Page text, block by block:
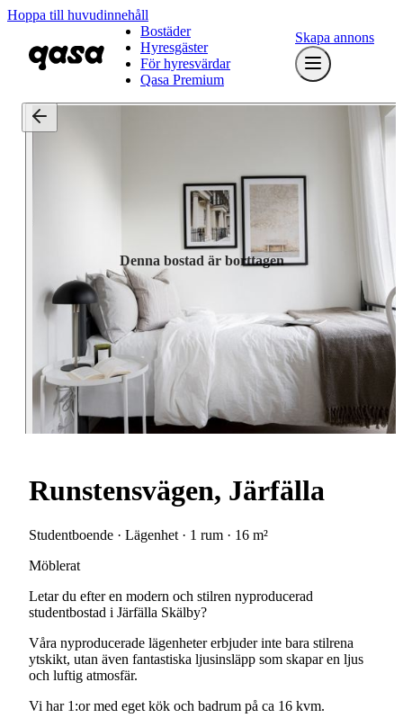
Hoppa till huvudinnehåll
Bostäder
Hyresgäster
För hyresvärdar
Qasa Premium
Skapa annons
Denna bostad är borttagen
Runstensvägen, Järfälla
Studentboende · Lägenhet · 1 rum · 16 m²
Möblerat
Letardu efteren modern och stilren nyproducerad
studentbostad i Järfälla Skälby?
Våra nyproducerade lägenhetererbjuderinte bara stilrena
ytskikt, utan även fantastiska ljusinsläpp som skaparen ljus
och luftig atmosfär.
Vi har1:ormed eget kök och badrum på ca 16 kvm.